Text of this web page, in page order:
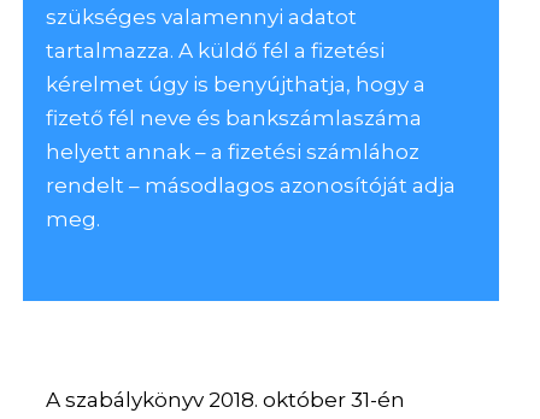
szükséges valamennyi adatot
tartalmazza. A küldő fél a fizetési
kérelmet úgy is benyújthatja, hogy a
fizető fél neve és bankszámlaszáma
helyett annak – a fizetési számlához
rendelt – másodlagos azonosítóját adja
meg.
A szabálykönyv 2018. október 31-én